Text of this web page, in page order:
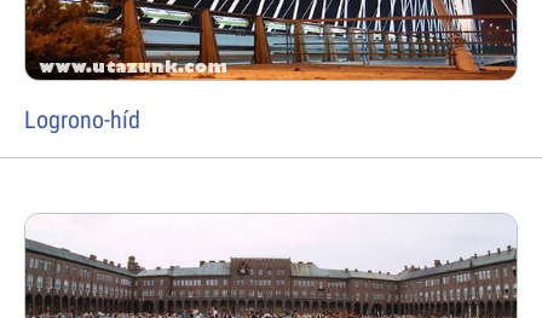
Logrono-híd